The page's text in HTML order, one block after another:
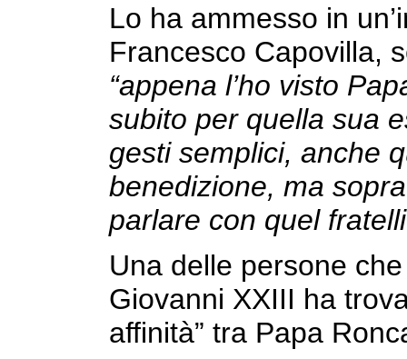
Lo ha ammesso in
Francesco Capovilla,
“appena l’ho visto
subito per quella sua
gesti semplici, anche
benedizione, ma
parlare con quel
Una delle persone
Giovanni XXIII ha
affinità” tra Papa